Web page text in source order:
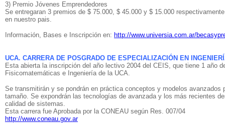
3) Premio Jóvenes Emprendedores
Se entregaran 3 premios de $ 75.000, $ 45.000 y $ 15.000
en nuestro pais.
Información, Bases e Inscripción en: http://www.universia.com.ar/
UCA. CARRERA DE POSGRADO DE ESPECIALIZACIÓN EN
Esta abierta la inscripción del año lectivo 2004 del CEIS, que tiene 1 año
Fisicomatemáticas e Ingeniería de la UCA.
Se transmitirán y se pondrán en práctica conceptos y modelos
tamaño. Se expondrán las tecnologías de avanzada y los más recientes
calidad de sistemas.
Esta carrera fue Aprobada por la CONEAU según Res. 007/04
http://www.coneau.gov.ar